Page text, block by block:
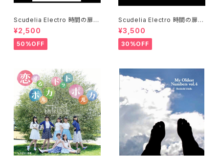
Scudelia Electro 時間の扉T
シャツ・長袖・ホワイト
¥2,500
50%OFF
Scudelia Electro 時間の扉T
シャツ・半袖・ホワイト
¥3,500
30%OFF